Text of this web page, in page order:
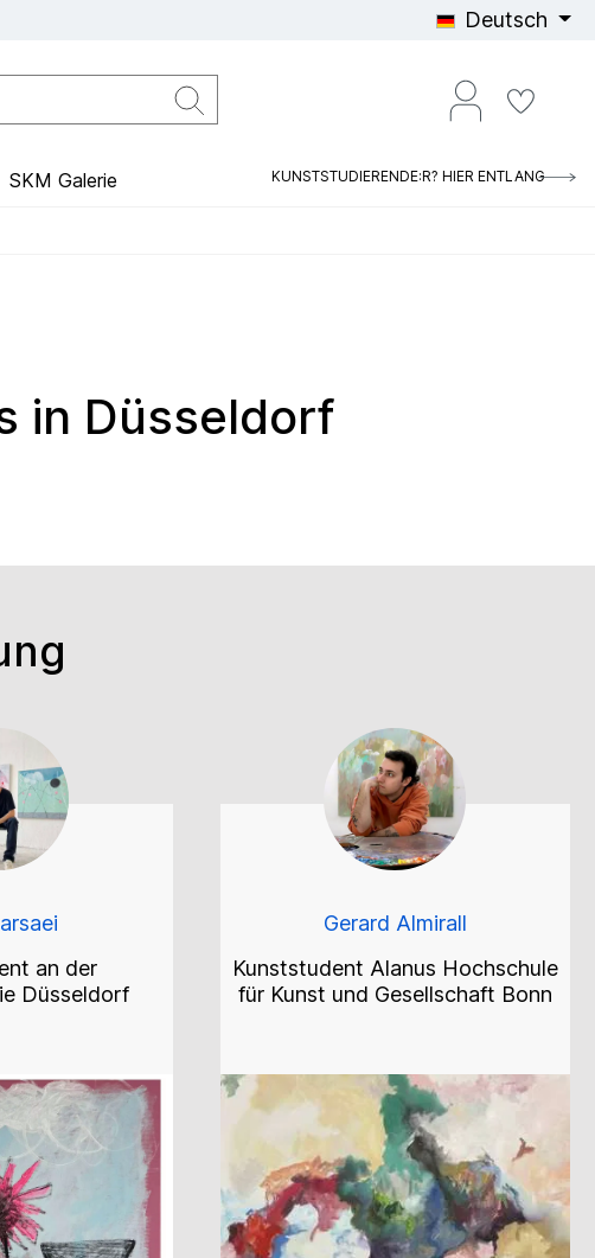
Deutsch
SKM Galerie KUNSTSTUDIERENDE:R? HIER ENTLANG
in Düsseldorf
an der
Düsseldorf
Gerard Almirall
Kunststudent Alanus Hochschule
für Kunst und Gesellschaft Bonn